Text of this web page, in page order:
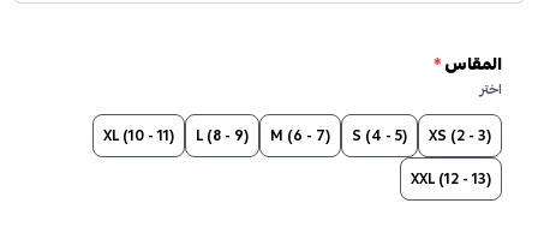
المقاس*
اختر
XS (2 - 3)
S (4 - 5)
M (6 - 7)
L (8 - 9)
XL (10 - 11)
XXL (12 - 13)